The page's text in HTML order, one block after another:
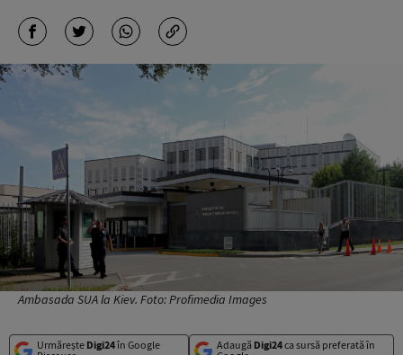
Ambasada SUA la Kiev. Foto: Profimedia Images
Urmărește Digi24în Google
Adaugă Digi24ca sursă preferată în